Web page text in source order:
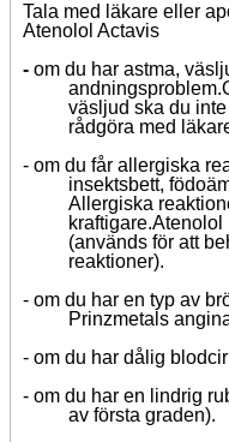
Tala med läkare eller
Atenolol Actavis
- om du har astma,
andningsproblem.
väsljud ska du
rådgöra med
- om du får allergiska
insektsbett,
Allergiska
kraftigare.Atenolol
(används för att
reaktioner).
- om du har en typ av
Prinzmetals
- om du har dålig
- om du har en lindrig
av första graden).